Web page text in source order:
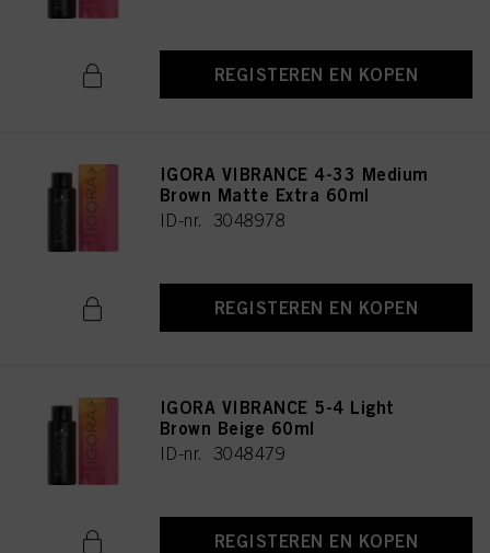
REGISTEREN EN KOPEN
IGORA VIBRANCE 4-33 Medium
Brown Matte Extra 60ml
ID-nr. 3048978
REGISTEREN EN KOPEN
IGORA VIBRANCE 5-4 Light
Brown Beige 60ml
ID-nr. 3048479
REGISTEREN EN KOPEN